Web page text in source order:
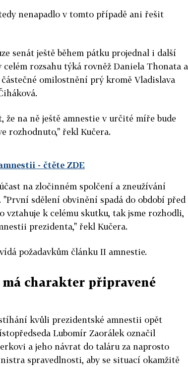
nenapadlo v tomto případě ani řešit
senát ještě během pátku projednal i další
celém rozsahu týká rovněž Daniela Thonata a
omilostnění prý kromě Vladislava
že na ně ještě amnestie v určité míře bude
rozhodnuto," řekl Kučera.
- čtěte ZDE
na zločinném spolčení a zneužívání
sdělení obvinění spadá do období před
vztahuje k celému skutku, tak jsme rozhodli,
prezidenta," řekl Kučera.
požadavkům článku II amnestie.
charakter připravené
kvůli prezidentské amnestii opět
Lubomír Zaorálek označil
a jeho návrat do taláru za naprosto
spravedlnosti, aby se situací okamžitě